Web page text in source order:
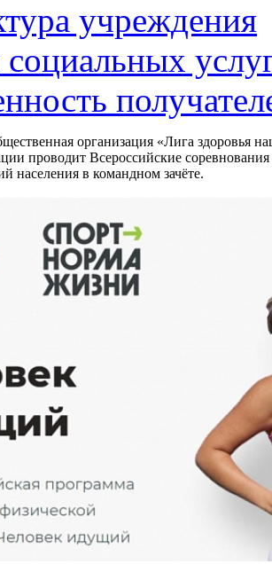
учреждения
организация «Лига здоровья
проводит Всероссийские
населения в командном зачёте.